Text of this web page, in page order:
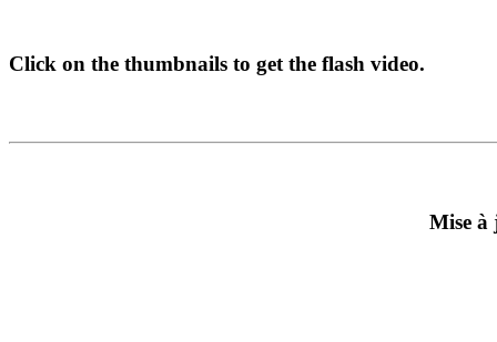
Click on the thumbnails to get the flash video.
Mise à